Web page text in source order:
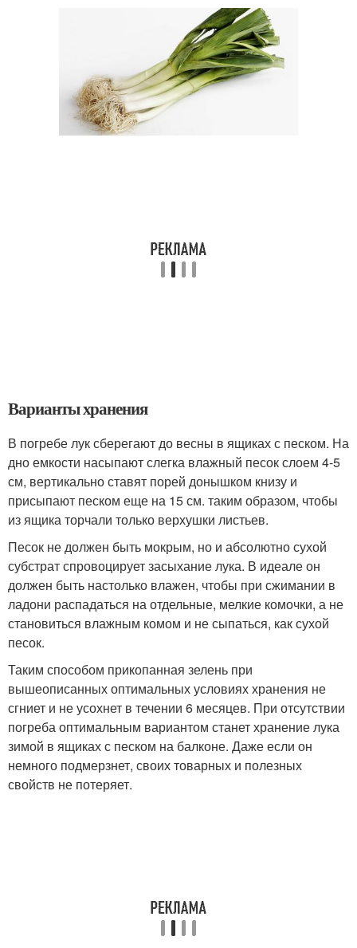
Варианты хранения
В погребе лук сберегают до весны в ящиках с песком. На
дно емкости насыпают слегка влажный песок слоем 4-5
см, вертикально ставят порей донышком книзу и
присыпают песком еще на 15 см. таким образом, чтобы
из ящика торчали только верхушки листьев.
Песок не должен быть мокрым, но и абсолютно сухой
субстрат спровоцирует засыхание лука. В идеале он
должен быть настолько влажен, чтобы при сжимании в
ладони распадаться на отдельные, мелкие комочки, а не
становиться влажным комом и не сыпаться, как сухой
песок.
Таким способом прикопанная зелень при
вышеописанных оптимальных условиях хранения не
сгниет и не усохнет в течении 6 месяцев. При отсутствии
погреба оптимальным вариантом станет хранение лука
зимой в ящиках с песком на балконе. Даже если он
немного подмерзнет, своих товарных и полезных
свойств не потеряет.